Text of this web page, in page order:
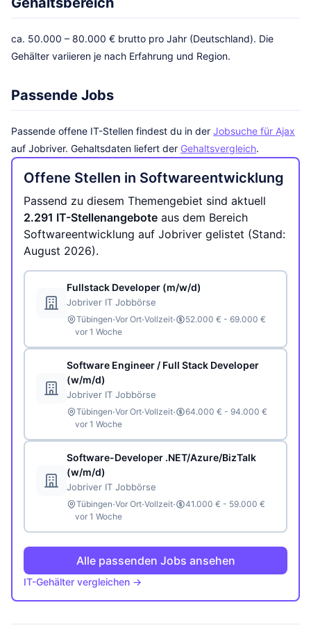
ca. 50.000 – 80.000 € brutto pro Jahr (Deutschland). Die
Gehälter variieren je nach Erfahrung und Region.
Passende Jobs
Passende offene IT-Stellen findest du in der Jobsuche für Ajax
auf Jobriver. Gehaltsdaten liefert der Gehaltsvergleich.
Offene Stellen in Softwareentwicklung
Passend zu diesem Themengebiet sind aktuell
2.291 IT-Stellenangebote aus dem Bereich
Softwareentwicklung auf Jobriver gelistet (Stand:
August 2026).
Fullstack Developer (m/w/d)
Jobriver IT Jobbörse
Tübingen·Vor Ort·Vollzeit·
52.000 € - 69.000 €
vor 1 Woche
Software Engineer / Full Stack Developer
(w/m/d)
Jobriver IT Jobbörse
Tübingen·Vor Ort·Vollzeit·
64.000 € - 94.000 €
vor 1 Woche
Software-Developer .NET/Azure/BizTalk
(w/m/d)
Jobriver IT Jobbörse
Tübingen·Vor Ort·Vollzeit·
41.000 € - 59.000 €
vor 1 Woche
Alle passenden Jobs ansehen
IT-Gehälter vergleichen →